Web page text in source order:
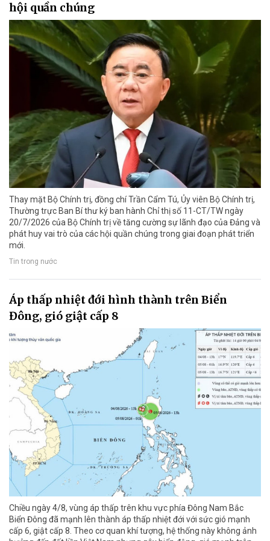
hội quần chúng
Thay mặt Bộ Chính trị, đồng chí Trần Cẩm Tú, Ủy viên Bộ Chính trị,
Thường trực Ban Bí thư ký ban hành Chỉ thị số 11-CT/TW ngày
20/7/2026 của Bộ Chính trị về tăng cường sự lãnh đạo của Đảng và
phát huy vai trò của các hội quần chúng trong giai đoạn phát triển
mới.
Tin trong nước
Áp thấp nhiệt đới hình thành trên Biển
Đông, gió giật cấp 8
Chiều ngày 4/8, vùng áp thấp trên khu vực phía Đông Nam Bắc
Biển Đông đã mạnh lên thành áp thấp nhiệt đới với sức gió mạnh
cấp 6, giật cấp 8. Theo cơ quan khí tượng, hệ thống này không ảnh